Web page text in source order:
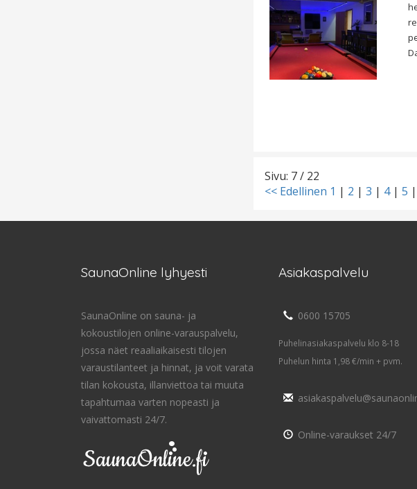
Sivu: 7 / 22
<< Edellinen 1 | 2 | 3 | 4| 5 |
SaunaOnline lyhyesti
SaunaOnline on sauna- ja
kokoustilojen online-varauspalvelu,
jossa näet reaaliaikaisesti tilojen
varaustilanteet ja hinnat, ja voit varata
tilan kokousta, illanviettoa tai muuta
tapahtumaa varten nopeasti ja
vaivattomasti 24/7.
Asiakaspalvelu
0600 15705
Puhelinasiakaspalvelu klo 8-18
Puhelun hinta 1,98 €/min + pvm.
Online-varaukset 24/7